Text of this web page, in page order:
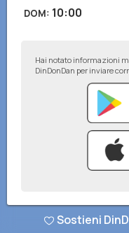
DOM: 10:00
Hai notato informazioni
DinDonDan per inviare
Sostieni